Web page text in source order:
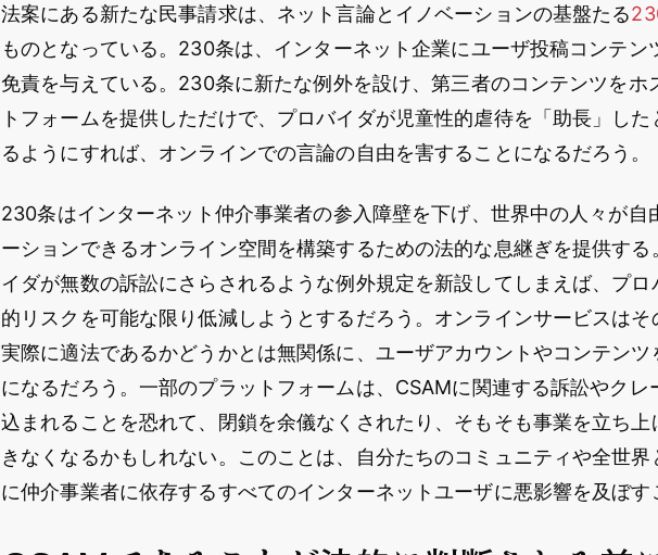
法案にある新たな民事請求は、ネット言論とイノベーションの基盤たる
ものとなっている。230条は、インターネット企業にユーザ投稿コンテン
免責を与えている。230条に新たな例外を設け、第三者のコンテンツをホ
トフォームを提供しただけで、プロバイダが児童性的虐待を「助長」し
るようにすれば、オンラインでの言論の自由を害することになるだろう。
230条はインターネット仲介事業者の参入障壁を下げ、世界中の人々が自
ーションできるオンライン空間を構築するための法的な息継ぎを提供す
イダが無数の訴訟にさらされるような例外規定を新設してしまえば、プロ
的リスクを可能な限り低減しようとするだろう。オンラインサービスはそ
実際に適法であるかどうかとは無関係に、ユーザアカウントやコンテンツ
になるだろう。一部のプラットフォームは、CSAMに関連する訴訟やクレ
込まれることを恐れて、閉鎖を余儀なくされたり、そもそも事業を立ち
きなくなるかもしれない。このことは、自分たちのコミュニティや全世界
に仲介事業者に依存するすべてのインターネットユーザに悪影響を及ぼす